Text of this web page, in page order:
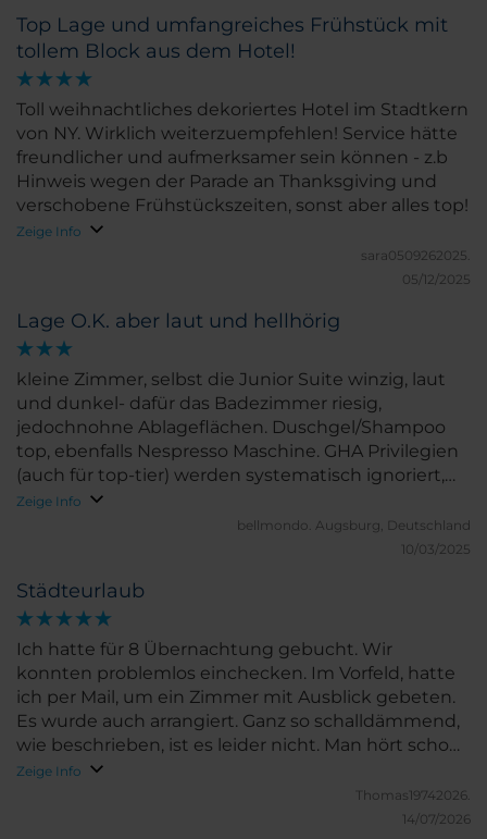
Städteurlaub
Ich hatte für 8 Übernachtung gebucht. Wir
konnten problemlos einchecken. Im Vorfeld, hatte
ich per Mail, um ein Zimmer mit Ausblick gebeten.
Es wurde auch arrangiert. Ganz so schalldämmend,
wie beschrieben, ist es leider nicht. Man hört schon
den Autolärm, von der Straße. Aber man hat ja
Ohrenstöpsel. Ansonsten konnte man alles gut
Zeige Info
Thomas19742026.
14/07/2026
Verhältnis für New Yorker Verhältnisse
ungewöhnlich gut. Rechtzeitig buchen!
Top Lage und umfangreiches Frühstück mit
tollem Block aus dem Hotel!
Toll weihnachtliches dekoriertes Hotel im Stadtkern
von NY. Wirklich weiterzuempfehlen! Service hätte
freundlicher und aufmerksamer sein können - z.b
Hinweis wegen der Parade an Thanksgiving und
verschobene Frühstückszeiten, sonst aber alles top!
Zeige Info
sara0509262025.
05/12/2025
Lage O.K. aber laut und hellhörig
kleine Zimmer, selbst die Junior Suite winzig, laut
und dunkel- dafür das Badezimmer riesig,
jedochnohne Ablageflächen. Duschgel/Shampoo
top, ebenfalls Nespresso Maschine. GHA Privilegien
(auch für top-tier) werden systematisch ignoriert,
Upgrades gibt es generell nicht.
Zeige Info
bellmondo. Augsburg, Deutschland
10/03/2025